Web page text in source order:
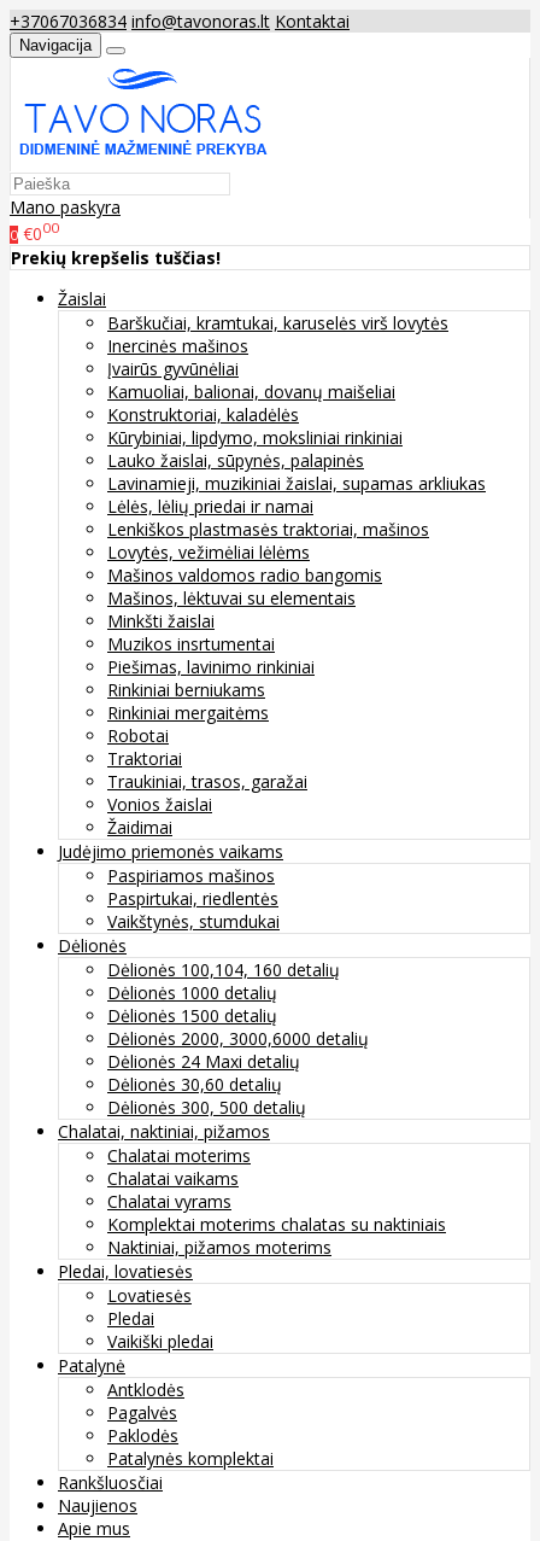
+37067036834 info@tavonoras.lt Kontaktai
Navigacija
Mano paskyra
0 €000
Prekių krepšelis tuščias!
Žaislai
Barškučiai, kramtukai, karuselės virš lovytės
Inercinės mašinos
Įvairūs gyvūnėliai
Kamuoliai, balionai, dovanų maišeliai
Konstruktoriai, kaladėlės
Kūrybiniai, lipdymo, moksliniai rinkiniai
Lauko žaislai, sūpynės, palapinės
Lavinamieji, muzikiniai žaislai, supamas arkliukas
Lėlės, lėlių priedai ir namai
Lenkiškos plastmasės traktoriai, mašinos
Lovytės, vežimėliai lėlėms
Mašinos valdomos radio bangomis
Mašinos, lėktuvai su elementais
Minkšti žaislai
Muzikos insrtumentai
Piešimas, lavinimo rinkiniai
Rinkiniai berniukams
Rinkiniai mergaitėms
Robotai
Traktoriai
Traukiniai, trasos, garažai
Vonios žaislai
Žaidimai
Judėjimo priemonės vaikams
Paspiriamos mašinos
Paspirtukai, riedlentės
Vaikštynės, stumdukai
Dėlionės
Dėlionės 100,104, 160 detalių
Dėlionės 1000 detalių
Dėlionės 1500 detalių
Dėlionės 2000, 3000,6000 detalių
Dėlionės 24 Maxi detalių
Dėlionės 30,60 detalių
Dėlionės 300, 500 detalių
Chalatai, naktiniai, pižamos
Chalatai moterims
Chalatai vaikams
Chalatai vyrams
Komplektai moterims chalatas su naktiniais
Naktiniai, pižamos moterims
Pledai, lovatiesės
Lovatiesės
Pledai
Vaikiški pledai
Patalynė
Antklodės
Pagalvės
Paklodės
Patalynės komplektai
Rankšluosčiai
Naujienos
Apie mus